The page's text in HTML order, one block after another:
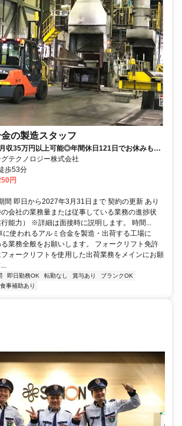
の製造スタッフ
収35万円以上可能◎年間休日121日でお休みも充
テクノロジー株式会社
歩53分
円
間 即日から2027年3月31日まで 契約の更新 あり
の会社の業務量または従事している業務の進捗状
能力） ※詳細は面接時に説明します。 時間...
に使われるアルミ合金を製造・出荷する工場に
業務全般をお願いします。 フォークリフト免許
ォークリフトを使用した出荷業務をメインにお願
即日勤務OK 転勤なし 賞与あり
ブランクOK
食事補助あり